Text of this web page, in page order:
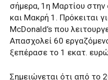
σήμερα, 1η Μαρτίου
και Μακρή 1. Πρόκειται
McDonald’s που
Απασχολεί 60
ξεπέρασε το 1 εκατ.
Σημειώνεται ότι από το